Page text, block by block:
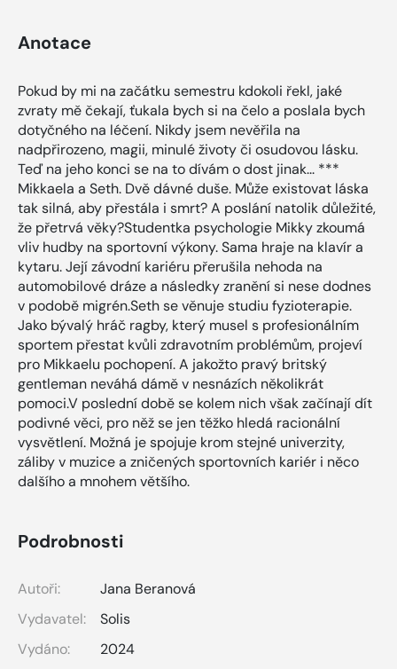
Anotace
Pokud by mi na začátku semestru kdokoli řekl, jaké
zvraty mě čekají, ťukala bych si na čelo a poslala bych
dotyčného na léčení. Nikdy jsem nevěřila na
nadpřirozeno, magii, minulé životy či osudovou lásku.
Teď na jeho konci se na to dívám o dost jinak... ***
Mikkaela a Seth. Dvě dávné duše. Může existovat láska
tak silná, aby přestála i smrt? A poslání natolik důležité,
že přetrvá věky?Studentka psychologie Mikky zkoumá
vliv hudby na sportovní výkony. Sama hraje na klavír a
kytaru. Její závodní kariéru přerušila nehoda na
automobilové dráze a následky zranění si nese dodnes
v podobě migrén.Seth se věnuje studiu fyzioterapie.
Jako bývalý hráč ragby, který musel s profesionálním
sportem přestat kvůli zdravotním problémům, projeví
pro Mikkaelu pochopení. A jakožto pravý britský
gentleman neváhá dámě v nesnázích několikrát
pomoci.V poslední době se kolem nich však začínají dít
podivné věci, pro něž se jen těžko hledá racionální
vysvětlení. Možná je spojuje krom stejné univerzity,
záliby v muzice a zničených sportovních kariér i něco
dalšího a mnohem většího.
Podrobnosti
Autoři:
Jana Beranová
Vydavatel:
Solis
Vydáno:
2024